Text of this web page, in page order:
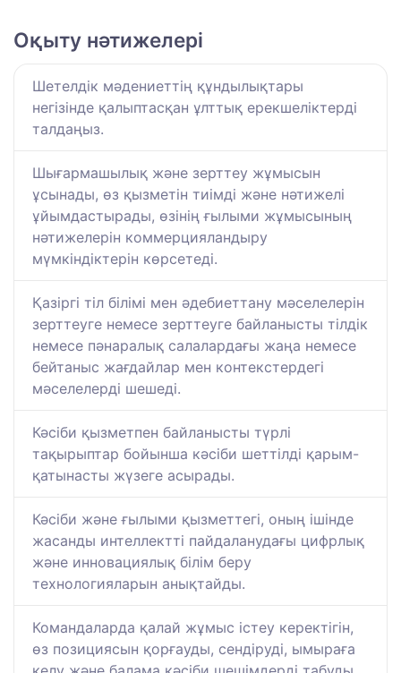
Оқыту нәтижелері
Шетелдік мәдениеттің құндылықтары
негізінде қалыптасқан ұлттық ерекшеліктерді
талдаңыз.
Шығармашылық және зерттеу жұмысын
ұсынады, өз қызметін тиімді және нәтижелі
ұйымдастырады, өзінің ғылыми жұмысының
нәтижелерін коммерцияландыру
мүмкіндіктерін көрсетеді.
Қазіргі тіл білімі мен әдебиеттану мәселелерін
зерттеуге немесе зерттеуге байланысты тілдік
немесе пәнаралық салалардағы жаңа немесе
бейтаныс жағдайлар мен контекстердегі
мәселелерді шешеді.
Кәсіби қызметпен байланысты түрлі
тақырыптар бойынша кәсіби шеттілді қарым-
қатынасты жүзеге асырады.
Кәсіби және ғылыми қызметтегі, оның ішінде
жасанды интеллектті пайдаланудағы цифрлық
және инновациялық білім беру
технологияларын анықтайды.
Командаларда қалай жұмыс істеу керектігін,
өз позициясын қорғауды, сендіруді, ымыраға